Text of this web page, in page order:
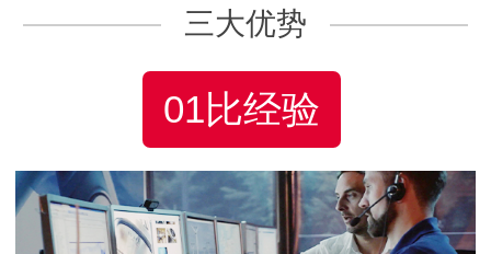
三大优势
01比经验